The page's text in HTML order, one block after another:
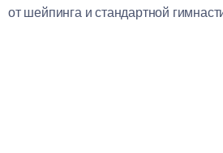
от шейпинга и стандартной